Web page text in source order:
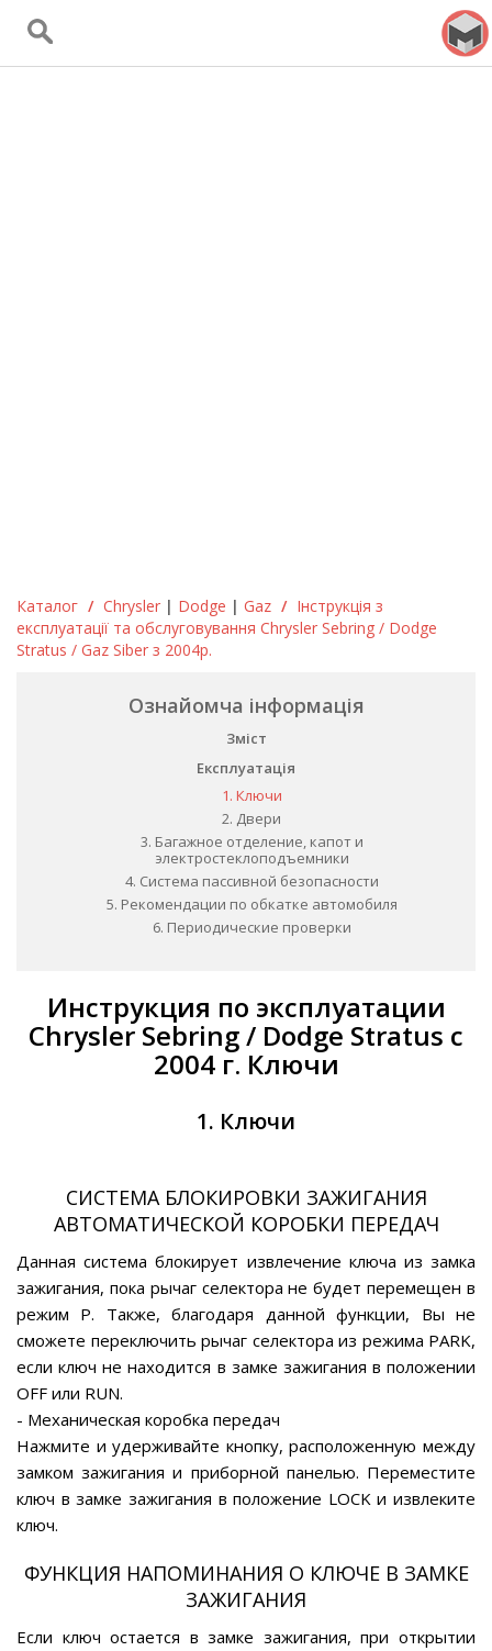
Каталог / Chrysler | Dodge | Gaz / Інструкція з
експлуатації та обслуговування Chrysler Sebring / Dodge
Stratus / Gaz Siber з 2004р.
Ознайомча інформація
Зміст
Експлуатація
1. Ключи
2. Двери
3. Багажное отделение, капот и
электростеклоподъемники
4. Система пассивной безопасности
5. Рекомендации по обкатке автомобиля
6. Периодические проверки
Инструкция по эксплуатации
Chrysler Sebring / Dodge Stratus с
2004 г. Ключи
1. Ключи
СИСТЕМА БЛОКИРОВКИ ЗАЖИГАНИЯ
АВТОМАТИЧЕСКОЙ КОРОБКИ ПЕРЕДАЧ
Данная система блокирует извлечение ключа из замка
зажигания, пока рычаг селектора не будет перемещен в
режим Р. Также, благодаря данной функции, Вы не
сможете переключить рычаг селектора из режима PARK,
если ключ не находится в замке зажигания в положении
OFF или RUN.
- Механическая коробка передач
Нажмите и удерживайте кнопку, расположенную между
замком зажигания и приборной панелью. Переместите
ключ в замке зажигания в положение LOCK и извлеките
ключ.
ФУНКЦИЯ НАПОМИНАНИЯ О КЛЮЧЕ В ЗАМКЕ
ЗАЖИГАНИЯ
Если ключ остается в замке зажигания, при открытии